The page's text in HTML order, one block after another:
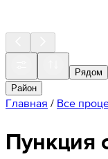
Рядом
Район
Главная / Все
Пункция